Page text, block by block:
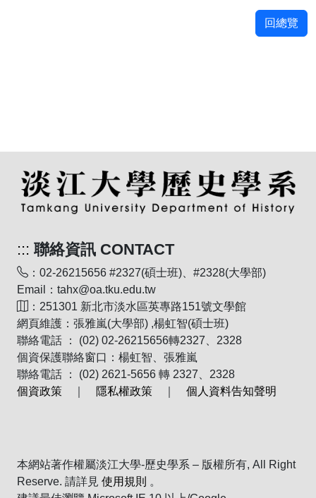
回總覽
::: 聯絡資訊 CONTACT
：02-26215656 #2327(碩士班)、#2328(大學部)
Email：tahx@oa.tku.edu.tw
：251301 新北市淡水區英專路151號文學館
網頁維護：張雅嵐(大學部) ,楊虹智(碩士班)
聯絡電話 ： (02) 02-26215656轉2327、2328
個資保護聯絡窗口：楊虹智、張雅嵐
聯絡電話 ： (02) 2621-5656 轉 2327、2328
個資政策
隱私權政策 個人資料告知聲明
本網站著作權屬淡江大學-歷史學系 – 版權所有, All Right
Reserve. 請詳見 使用規則 。